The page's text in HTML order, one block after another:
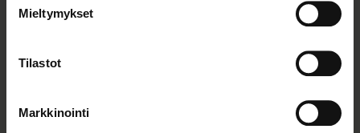
Mieltymykset
Tilastot
Markkinointi
14.4.2022Heli Puura